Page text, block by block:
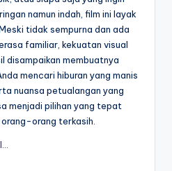
namun indah, film ini layak
tidak sempurna dan ada
familiar, kekuatan visual
disampaikan membuatnya
mencari hiburan yang manis
nuansa petualangan yang
menjadi pilihan yang tepat
orang terkasih.